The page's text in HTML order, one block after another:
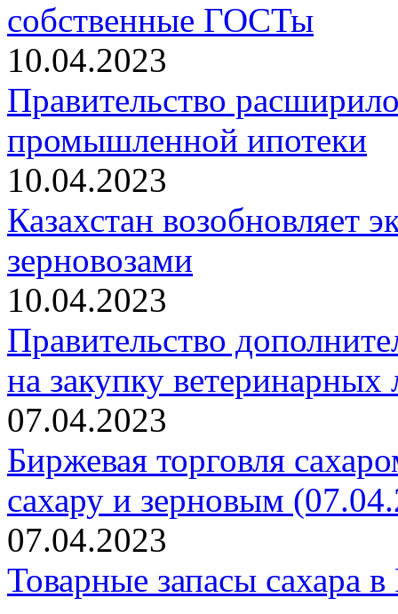
собственные ГОСТы
10.04.2023
Правительство
промышленной ипотеки
10.04.2023
Казахстан возобновляет
зерновозами
10.04.2023
Правительство
на закупку ветеринарных
07.04.2023
Биржевая торговля
сахару и зерновым
07.04.2023
Товарные запасы сахара